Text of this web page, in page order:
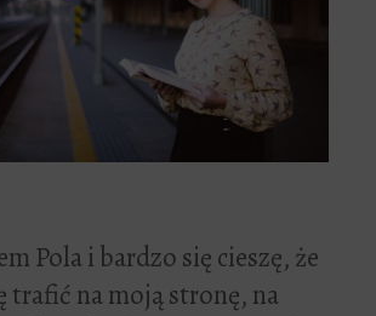
Pola i bardzo się cieszę, że
trafić na moją stronę, na